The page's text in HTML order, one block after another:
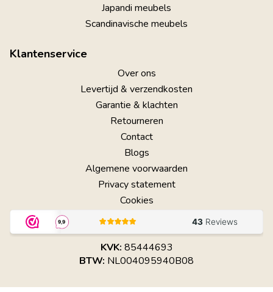
Japandi meubels
Scandinavische meubels
Klantenservice
Over ons
Levertijd & verzendkosten
Garantie & klachten
Retourneren
Contact
Blogs
Algemene voorwaarden
Privacy statement
Cookies
KVK: 85444693
BTW: NL004095940B08